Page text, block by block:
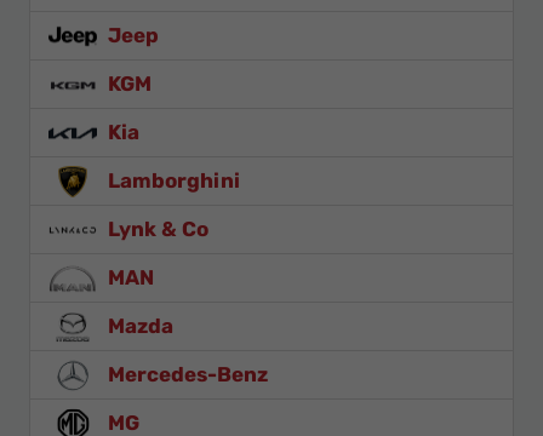
Jeep
KGM
Kia
Lamborghini
Lynk & Co
MAN
Mazda
Mercedes-Benz
MG